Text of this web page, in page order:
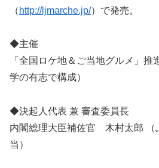
（ http://ljmarche.jp/）で発売。
◆主催
「全国ロケ地＆ご当地グルメ」推
学の有志で構成）
◆決起人代表 兼 審査委員長
内閣総理大臣補佐官 木村太郎 （
当）